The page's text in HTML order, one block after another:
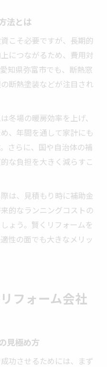
法とは
こそ必要ですが、長期的
につながるため、費用対
知県弥富市でも、断熱窓
断熱塗装などが注目され
冬場の暖房効率を上げ、
、年間を通して家計にも
さらに、国や自治体の補
な負担を大きく減らすこ
は、見積もり時に補助金
的なランニングコストの
ょう。賢くリフォームを
性の面でも大きなメリッ
フォーム会社
見極め方
功させるためには、まず